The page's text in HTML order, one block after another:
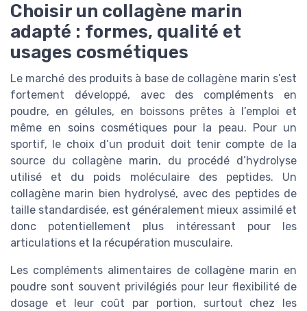
Choisir un collagène marin
adapté : formes, qualité et
usages cosmétiques
Le marché des produits à base de collagène marin s’est
fortement développé, avec des compléments en
poudre, en gélules, en boissons prêtes à l’emploi et
même en soins cosmétiques pour la peau. Pour un
sportif, le choix d’un produit doit tenir compte de la
source du collagène marin, du procédé d’hydrolyse
utilisé et du poids moléculaire des peptides. Un
collagène marin bien hydrolysé, avec des peptides de
taille standardisée, est généralement mieux assimilé et
donc potentiellement plus intéressant pour les
articulations et la récupération musculaire.
Les compléments alimentaires de collagène marin en
poudre sont souvent privilégiés pour leur flexibilité de
dosage et leur coût par portion, surtout chez les